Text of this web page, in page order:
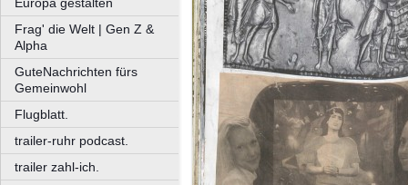
Frag' die Welt | Gen Z &
Alpha
GuteNachrichten fürs
Gemeinwohl
Flugblatt.
trailer-ruhr podcast.
trailer zahl-ich.